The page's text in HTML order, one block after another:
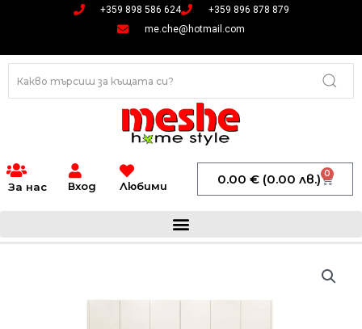
+359 898 586 624
+359 896 878 879
me.che@hotmail.com
За нас Вход Любими 0.00€ (0.00 лв.) 0
Cart